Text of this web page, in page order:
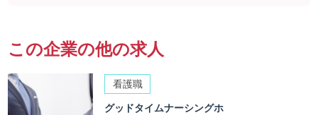
この企業の他の求人
看護職
グッドタイムナーシングホ